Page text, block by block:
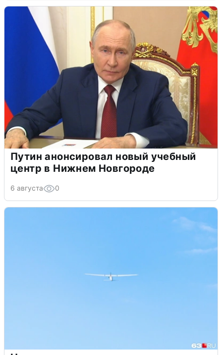
Путин анонсировал новый учебный
центр в Нижнем Новгороде
6 августа 0